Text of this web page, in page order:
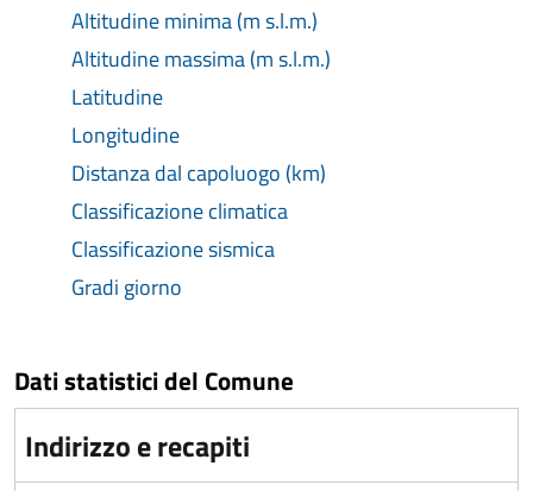
Altitudine minima (m s.l.m.)
Altitudine massima (m s.l.m.)
Latitudine
Longitudine
Distanza dal capoluogo (km)
Classificazione climatica
Classificazione sismica
Gradi giorno
Dati statistici del Comune
Indirizzo e recapiti